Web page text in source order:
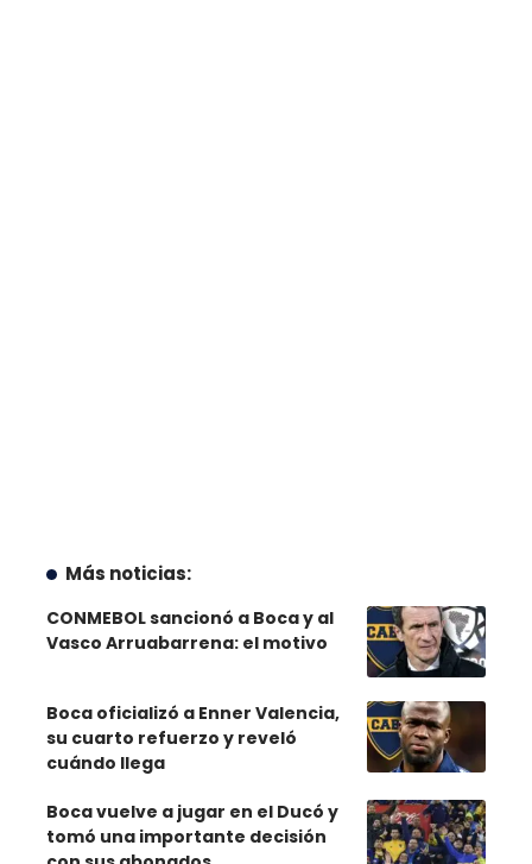
Más noticias:
CONMEBOL sancionó a Boca y al
Vasco Arruabarrena: el motivo
Boca oficializó a Enner Valencia,
su cuarto refuerzo y reveló
cuándo llega
Boca vuelve a jugar en el Ducó y
tomó una importante decisión